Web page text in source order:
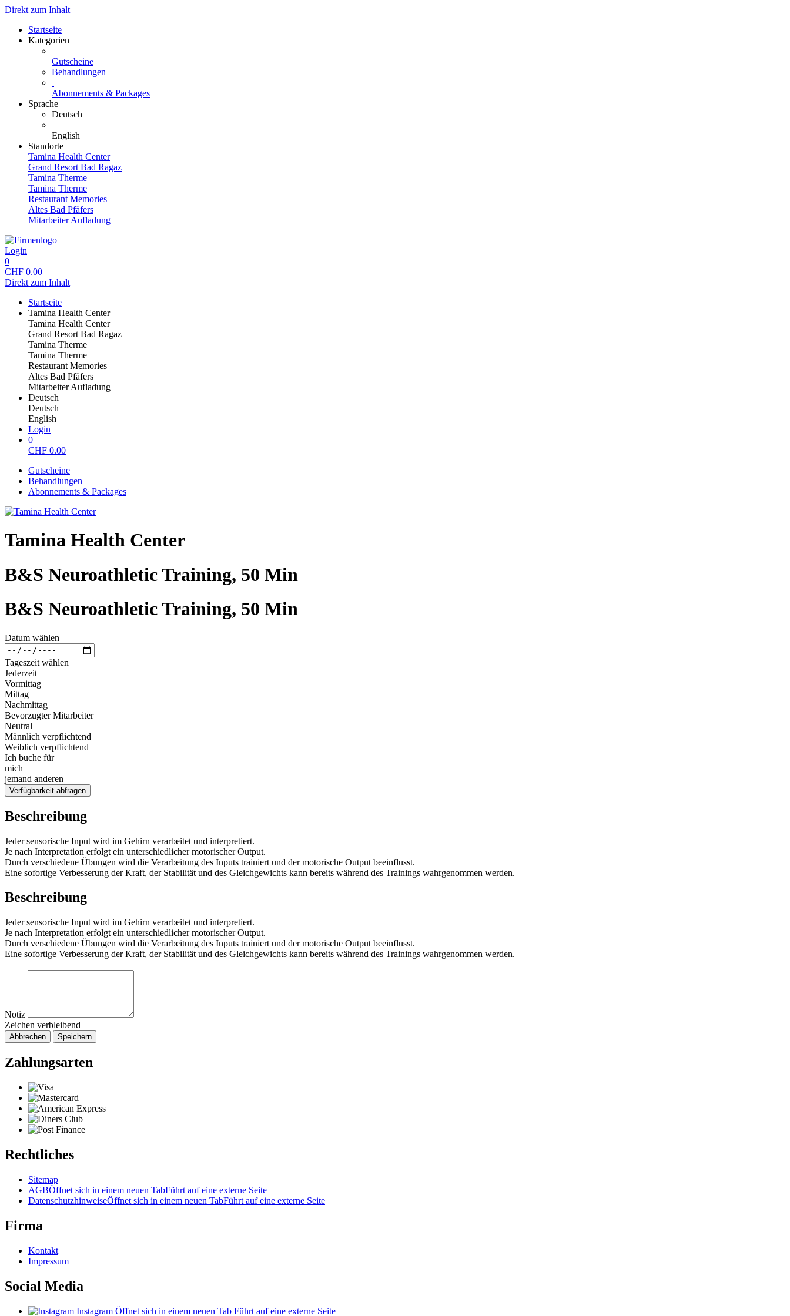
Direkt zum Inhalt
Startseite
Kategorien
Gutscheine
Behandlungen
Abonnements & Packages
Sprache
Deutsch
English
Standorte
Tamina Health Center
Grand Resort Bad Ragaz
Tamina Therme
Tamina Therme
Restaurant Memories
Altes Bad Pfäfers
Mitarbeiter Aufladung
Login
0
CHF 0.00
Direkt zum Inhalt
Startseite
Tamina Health Center
Tamina Health Center
Grand Resort Bad Ragaz
Tamina Therme
Tamina Therme
Restaurant Memories
Altes Bad Pfäfers
Mitarbeiter Aufladung
Deutsch
Deutsch
English
Login
0
CHF 0.00
Gutscheine
Behandlungen
Abonnements & Packages
Tamina Health Center
B&S Neuroathletic Training, 50 Min
B&S Neuroathletic Training, 50 Min
Datum wählen
Tageszeit wählen
Jederzeit
Vormittag
Mittag
Nachmittag
Bevorzugter Mitarbeiter
Neutral
Männlich verpflichtend
Weiblich verpflichtend
Ich buche für
mich
jemand anderen
Verfügbarkeit abfragen
Beschreibung
Jeder sensorische Input wird im Gehirn verarbeitet und interpretiert.
Je nach Interpretation erfolgt ein unterschiedlicher motorischer Output.
Durch verschiedene Übungen wird die Verarbeitung des Inputs trainiert und der motorische Output beeinflusst.
Eine sofortige Verbesserung der Kraft, der Stabilität und des Gleichgewichts kann bereits während des Trainings wahrgenommen werden.
Beschreibung
Jeder sensorische Input wird im Gehirn verarbeitet und interpretiert.
Je nach Interpretation erfolgt ein unterschiedlicher motorischer Output.
Durch verschiedene Übungen wird die Verarbeitung des Inputs trainiert und der motorische Output beeinflusst.
Eine sofortige Verbesserung der Kraft, der Stabilität und des Gleichgewichts kann bereits während des Trainings wahrgenommen werden.
Notiz
Zeichen verbleibend
Abbrechen Speichern
Zahlungsarten
Rechtliches
Sitemap
AGBÖffnet sich in einem neuen TabFührt auf eine externe Seite
DatenschutzhinweiseÖffnet sich in einem neuen TabFührt auf eine externe Seite
Firma
Kontakt
Impressum
Social Media
Instagram Öffnet sich in einem neuen Tab Führt auf eine externe Seite